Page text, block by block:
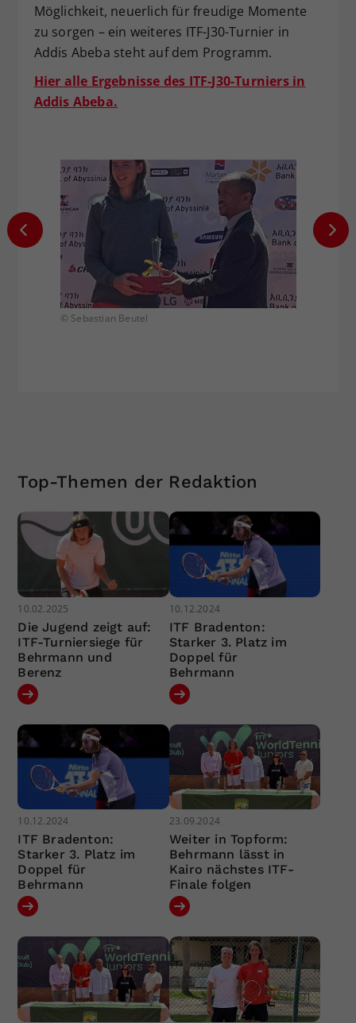
Möglichkeit, neuerlich für freudige Momente
zu sorgen – ein weiteres ITF-J30-Turnier in
Addis Abeba steht auf dem Programm.
Hier alle Ergebnisse des ITF-J30-Turniers in
Addis Abeba.
© Sebastian Beutel
Top-Themen der Redaktion
10.02.2025
Die Jugend zeigt auf:
ITF-Turniersiege für
Behrmann und
Berenz
10.12.2024
ITF Bradenton:
Starker 3. Platz im
Doppel für
Behrmann
10.12.2024
ITF Bradenton:
Starker 3. Platz im
Doppel für
Behrmann
23.09.2024
Weiter in Topform:
Behrmann lässt in
Kairo nächstes ITF-
Finale folgen